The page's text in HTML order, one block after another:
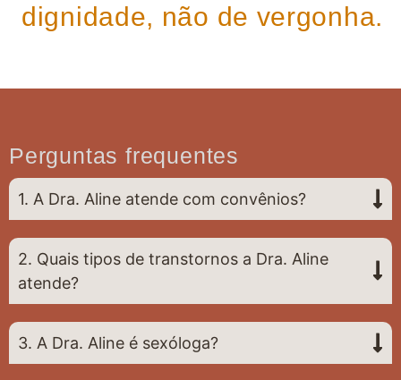
dignidade, não de vergonha.
Perguntas frequentes
1. A Dra. Aline atende com convênios?
2. Quais tipos de transtornos a Dra. Aline
atende?
3. A Dra. Aline é sexóloga?